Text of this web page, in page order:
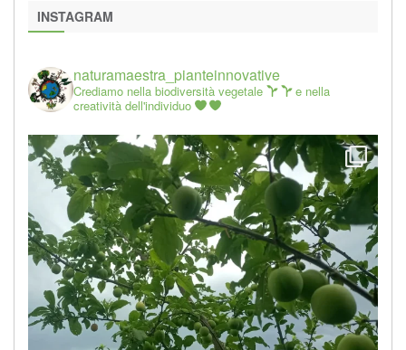
INSTAGRAM
naturamaestra_pianteinnovative
Crediamo nella biodiversità vegetale
e nella
creatività dell'individuo